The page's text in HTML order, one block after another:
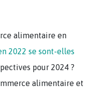
alimentaire en
2022 se sont-elles
pour 2024 ?
alimentaire et